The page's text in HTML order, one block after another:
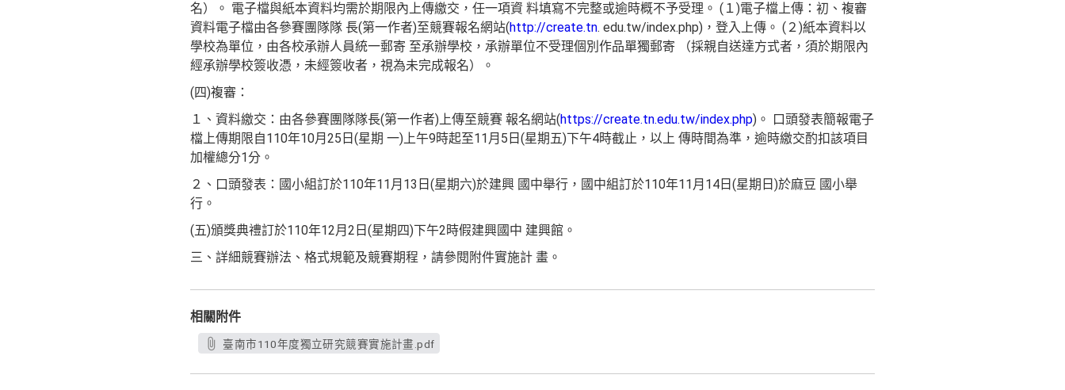
名）。 電子檔與紙本資料均需於期限內上傳繳交，任一項資 料填寫不完整或逾時概不予受理。 (１)電子檔上傳：初、複審
資料電子檔由各參賽團隊隊 長(第一作者)至競賽報名網站(http://create.tn. edu.tw/index.php)，登入上傳。 (２)紙本資料以
學校為單位，由各校承辦人員統一郵寄 至承辦學校，承辦單位不受理個別作品單獨郵寄 （採親自送達方式者，須於期限內
經承辦學校簽收憑，未經簽收者，視為未完成報名）。
(四)複審：
１、資料繳交：由各參賽團隊隊長(第一作者)上傳至競賽 報名網站(https://create.tn.edu.tw/index.php)。 口頭發表簡報電子
檔上傳期限自110年10月25日(星期 一)上午9時起至11月5日(星期五)下午4時截止，以上 傳時間為準，逾時繳交酌扣該項目
加權總分1分。
２、口頭發表：國小組訂於110年11月13日(星期六)於建興 國中舉行，國中組訂於110年11月14日(星期日)於麻豆 國小舉
行。
(五)頒獎典禮訂於110年12月2日(星期四)下午2時假建興國中 建興館。
三、詳細競賽辦法、格式規範及競賽期程，請參閱附件實施計 畫。
相關附件
臺南市110年度獨立研究競賽實施計畫.pdf